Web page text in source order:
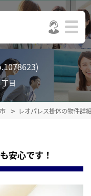
目
レオパレス掛休の物件詳
安心です！